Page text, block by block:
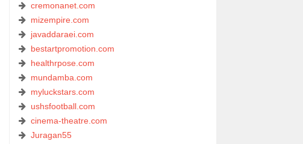
cremonanet.com
mizempire.com
javaddaraei.com
bestartpromotion.com
healthrpose.com
mundamba.com
myluckstars.com
ushsfootball.com
cinema-theatre.com
Juragan55